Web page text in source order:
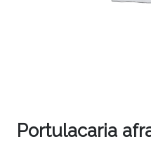
Portulacaria